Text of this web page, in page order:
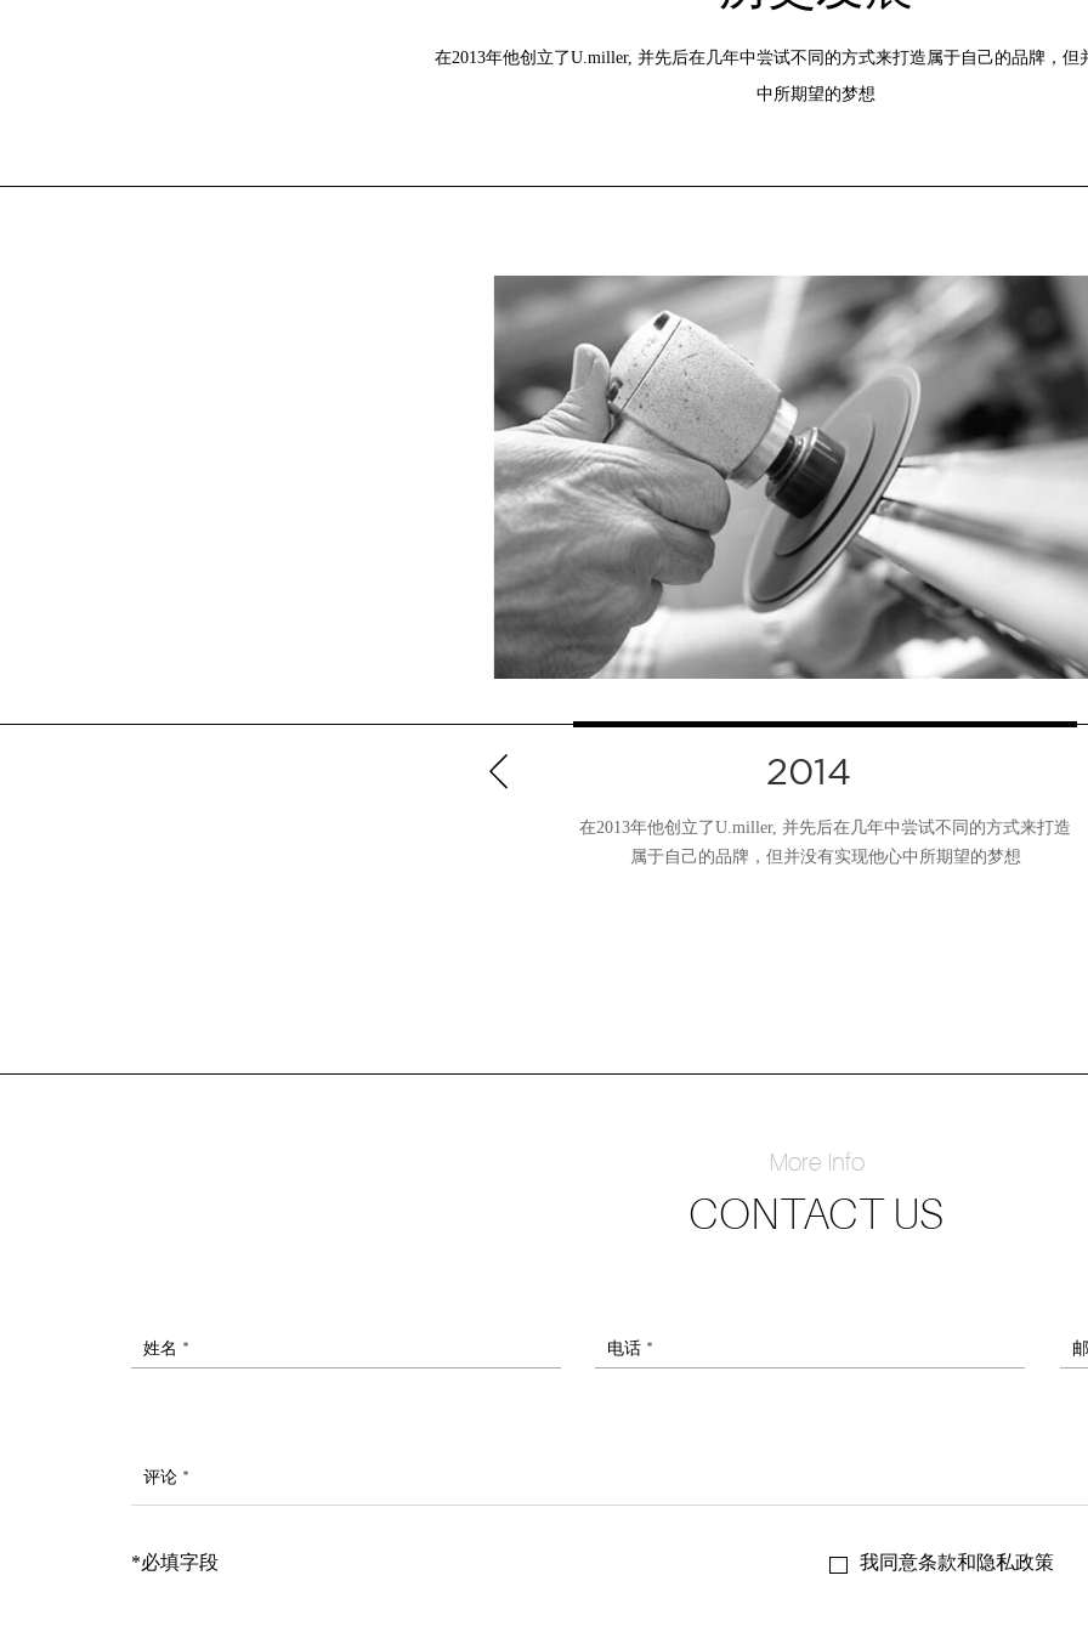
在2013年他创立了U.miller, 并先后在几年中尝试不同的方式来打造属于自己的品牌，但
中所期望的梦想
2014
在2013年他创立了U.miller, 并先后在几年中尝试不同的方式来打造
属于自己的品牌，但并没有实现他心中所期望的梦想
More Info
CONTACT US
姓名 * 电话 *
评论 *
*必填字段 我同意条款和隐私政策